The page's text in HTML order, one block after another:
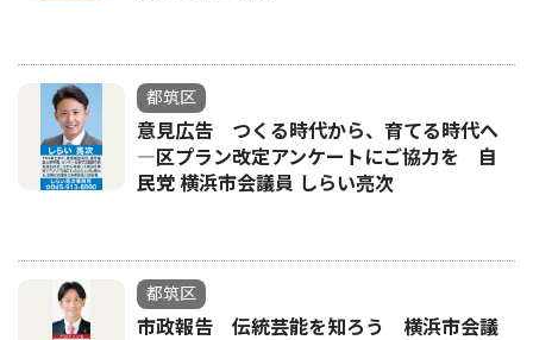
都筑区
意見広告 つくる時代から、育てる時代へ
―区プラン改定アンケートにご協力を 自
民党 横浜市会議員 しらい亮次
都筑区
市政報告 伝統芸能を知ろう 横浜市会議